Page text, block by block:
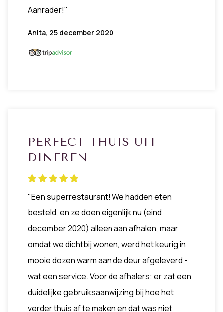
Aanrader!"
Anita, 25 december 2020
PERFECT THUIS UIT
DINEREN
"Een superrestaurant! We hadden eten
besteld, en ze doen eigenlijk nu (eind
december 2020) alleen aan afhalen, maar
omdat we dichtbij wonen, werd het keurig in
mooie dozen warm aan de deur afgeleverd -
wat een service. Voor de afhalers: er zat een
duidelijke gebruiksaanwijzing bij hoe het
verder thuis af te maken en dat was niet